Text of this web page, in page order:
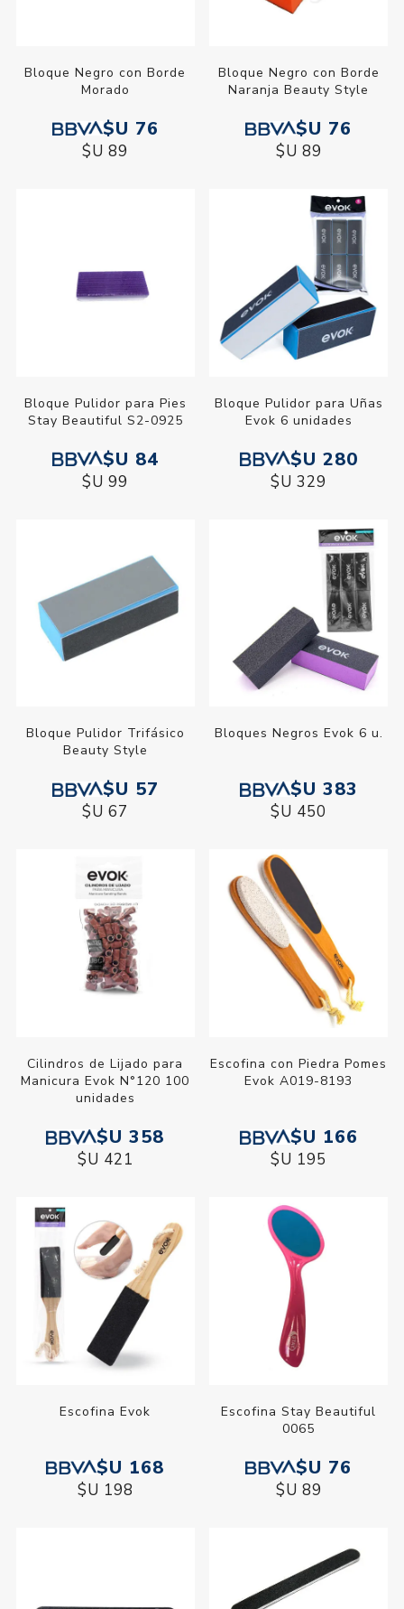
Bloque Negro con Borde
Morado
$U 76
$U 89
Bloque Negro con Borde
Naranja Beauty Style
$U 76
$U 89
Bloque Pulidor para Pies
Stay Beautiful S2-0925
$U 84
$U 99
Bloque Pulidor para Uñas
Evok 6 unidades
$U 280
$U 329
Bloque Pulidor Trifásico
Beauty Style
$U 57
$U 67
Bloques Negros Evok 6 u.
$U 383
$U 450
Cilindros de Lijado para
Manicura Evok N°120 100
unidades
$U 358
$U 421
Escofina con Piedra Pomes
Evok A019-8193
$U 166
$U 195
Escofina Evok
$U 168
$U 198
Escofina Stay Beautiful
0065
$U 76
$U 89